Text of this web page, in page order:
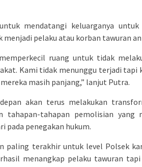
mendatangi keluarganya untuk
pelaku atau korban tawuran
ruang untuk tidak
Kami tidak menunggu terjadi tapi
masih panjang,” lanjut Putra.
akan terus melakukan
tahapan-tahapan pemolisian yang
pada penegakan hukum.
paling terakhir untuk level Polsek
menangkap pelaku tawuran